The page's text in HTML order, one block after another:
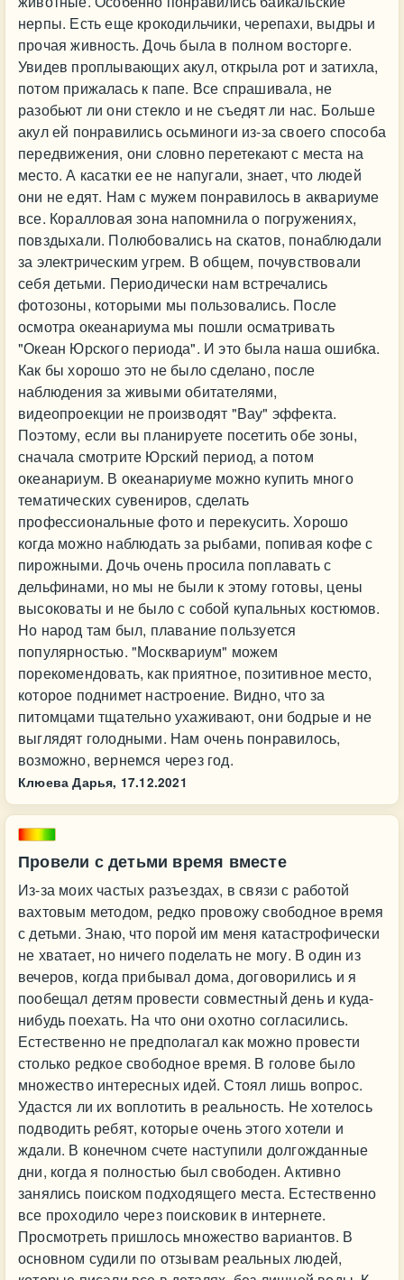
нерпы. Есть еще крокодильчики, черепахи, выдры и
прочая живность. Дочь была в полном восторге.
Увидев проплывающих акул, открыла рот и затихла,
потом прижалась к папе. Все спрашивала, не
разобьют ли они стекло и не съедят ли нас. Больше
акул ей понравились осьминоги из-за своего способа
передвижения, они словно перетекают с места на
место. А касатки ее не напугали, знает, что людей
они не едят. Нам с мужем понравилось в аквариуме
все. Коралловая зона напомнила о погружениях,
повздыхали. Полюбовались на скатов, понаблюдали
за электрическим угрем. В общем, почувствовали
себя детьми. Периодически нам встречались
фотозоны, которыми мы пользовались. После
осмотра океанариума мы пошли осматривать
"Океан Юрского периода". И это была наша ошибка.
Как бы хорошо это не было сделано, после
наблюдения за живыми обитателями,
видеопроекции не производят "Вау" эффекта.
Поэтому, если вы планируете посетить обе зоны,
сначала смотрите Юрский период, а потом
океанариум. В океанариуме можно купить много
тематических сувениров, сделать
профессиональные фото и перекусить. Хорошо
когда можно наблюдать за рыбами, попивая кофе с
пирожными. Дочь очень просила поплавать с
дельфинами, но мы не были к этому готовы, цены
высоковаты и не было с собой купальных костюмов.
Но народ там был, плавание пользуется
популярностью. "Москвариум" можем
порекомендовать, как приятное, позитивное место,
которое поднимет настроение. Видно, что за
питомцами тщательно ухаживают, они бодрые и не
выглядят голодными. Нам очень понравилось,
возможно, вернемся через год.
Клюева Дарья, 17.12.2021
Провели с детьми время вместе
Из-за моих частых разъездах, в связи с работой
вахтовым методом, редко провожу свободное время
с детьми. Знаю, что порой им меня катастрофически
не хватает, но ничего поделать не могу. В один из
вечеров, когда прибывал дома, договорились и я
пообещал детям провести совместный день и куда-
нибудь поехать. На что они охотно согласились.
Естественно не предполагал как можно провести
столько редкое свободное время. В голове было
множество интересных идей. Стоял лишь вопрос.
Удастся ли их воплотить в реальность. Не хотелось
подводить ребят, которые очень этого хотели и
ждали. В конечном счете наступили долгожданные
дни, когда я полностью был свободен. Активно
занялись поиском подходящего места. Естественно
все проходило через поисковик в интернете.
Просмотреть пришлось множество вариантов. В
основном судили по отзывам реальных людей,